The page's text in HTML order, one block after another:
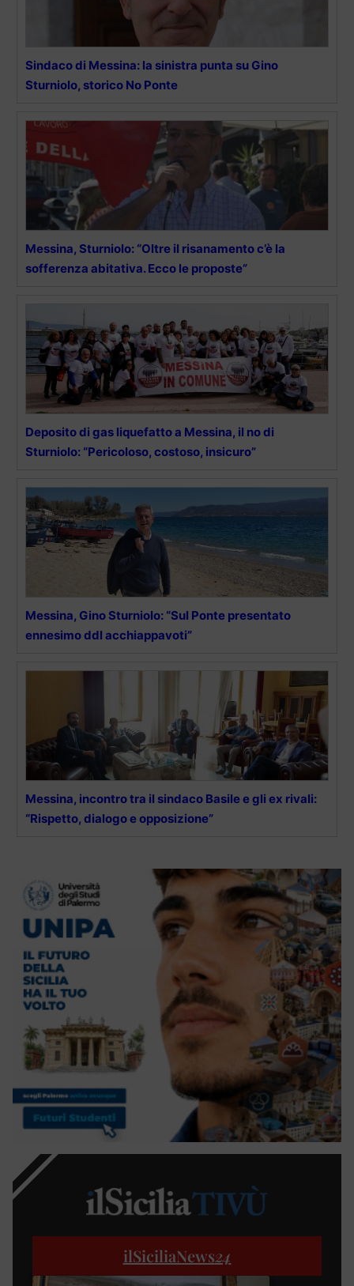
Sindaco di Messina: la sinistra punta su Gino
Sturniolo, storico No Ponte
Messina, Sturniolo: “Oltre il risanamento c’è la
sofferenza abitativa. Ecco le proposte”
Deposito di gas liquefatto a Messina, il no di
Sturniolo: “Pericoloso, costoso, insicuro”
Messina, Gino Sturniolo: “Sul Ponte presentato
ennesimo ddl acchiappavoti”
Messina, incontro tra il sindaco Basile e gli ex rivali:
“Rispetto, dialogo e opposizione”
ilSiciliaNews24